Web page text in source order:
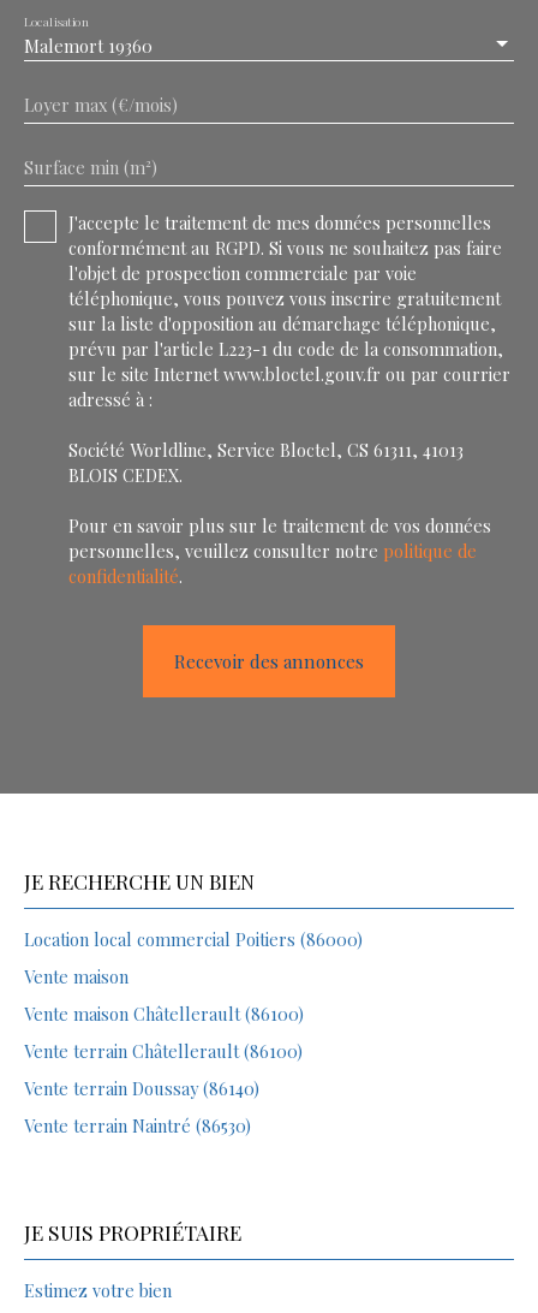
Malemort 19360
Localisation
Loyer max (€/mois)
Surface min (m²)
J'accepte le traitement de mes données personnelles
conformément au RGPD. Si vous ne souhaitez pas faire
l'objet de prospection commerciale par voie
téléphonique, vous pouvez vous inscrire gratuitement
sur la liste d'opposition au démarchage téléphonique,
prévu par l'article L223-1 du code de la consommation,
sur le site Internet www.bloctel.gouv.fr ou par courrier
adressé à :
Société Worldline, Service Bloctel, CS 61311, 41013
BLOIS CEDEX.
Pour en savoir plus sur le traitement de vos données
personnelles, veuillez consulter notre politique de
confidentialité.
Recevoir des annonces
JE RECHERCHE UN BIEN
Location local commercial Poitiers (86000)
Vente maison
Vente maison Châtellerault (86100)
Vente terrain Châtellerault (86100)
Vente terrain Doussay (86140)
Vente terrain Naintré (86530)
JE SUIS PROPRIÉTAIRE
Estimez votre bien